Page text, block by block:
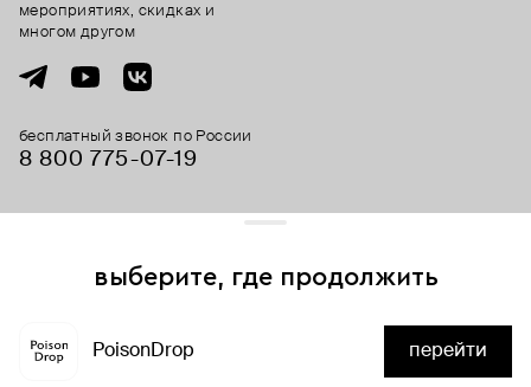
бесплатный звонок по России
8 800 775⁠-07⁠-19
мероприятиях, скидках и
многом другом
выберите, где продолжить
PoisonDrop перейти
и сервисы аналитики. Продолжая его использование,
вы соглашаетесь с нашим